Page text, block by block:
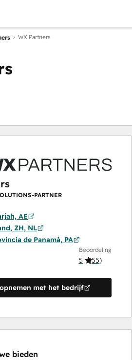
WX Partners
PARTNER
AE
ZH, NL
de Panamá, PA
Beoordeling
5 (55)
met het bedrijf
bieden